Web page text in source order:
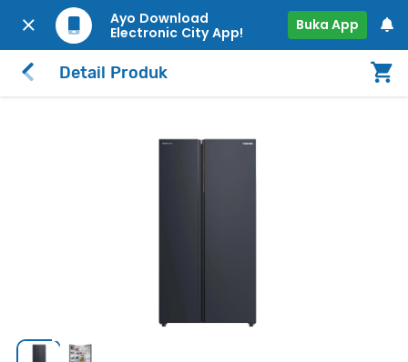
Ayo Download
Electronic City App!
Buka App
Detail Produk